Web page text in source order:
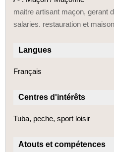
maitre artisant maçon, gerant
salaries. restauration et
Langues
Français
Centres d'intérêts
Tuba, peche, sport loisir
Atouts et compétences